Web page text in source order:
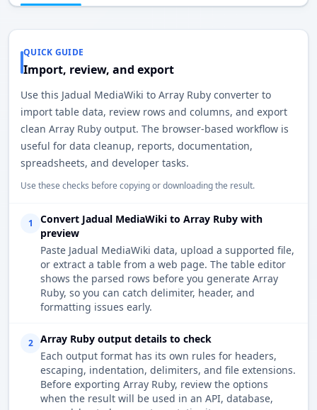
QUICK GUIDE
Import, review, and export
Use this Jadual MediaWiki to Array Ruby converter to
import table data, review rows and columns, and export
clean Array Ruby output. The browser-based workflow is
useful for data cleanup, reports, documentation,
spreadsheets, and developer tasks.
Use these checks before copying or downloading the result.
1
Convert Jadual MediaWiki to Array Ruby with
preview
Paste Jadual MediaWiki data, upload a supported file,
or extract a table from a web page. The table editor
shows the parsed rows before you generate Array
Ruby, so you can catch delimiter, header, and
formatting issues early.
2
Array Ruby output details to check
Each output format has its own rules for headers,
escaping, indentation, delimiters, and file extensions.
Before exporting Array Ruby, review the options
when the result will be used in an API, database,